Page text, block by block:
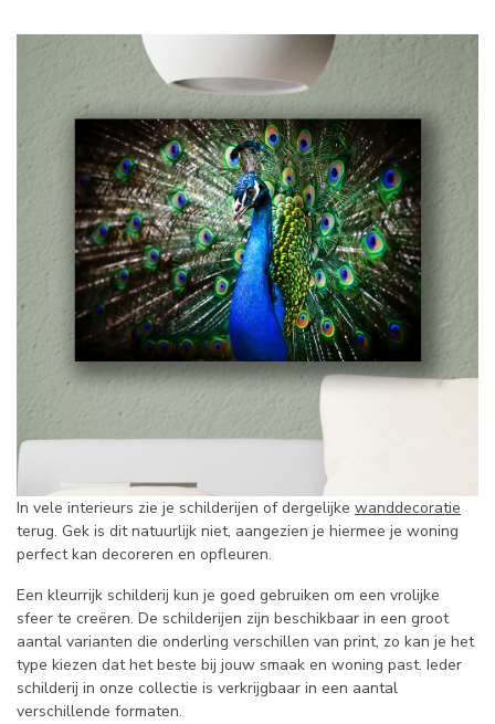
In vele interieurs zie je schilderijen of dergelijke wanddecoratie
terug. Gek is dit natuurlijk niet, aangezien je hiermee je woning
perfect kan decoreren en opfleuren.
Een kleurrijk schilderij kun je goed gebruiken om een vrolijke
sfeer te creëren. De schilderijen zijn beschikbaar in een groot
aantal varianten die onderling verschillen van print, zo kan je het
type kiezen dat het beste bij jouw smaak en woning past. Ieder
schilderij in onze collectie is verkrijgbaar in een aantal
verschillende formaten.